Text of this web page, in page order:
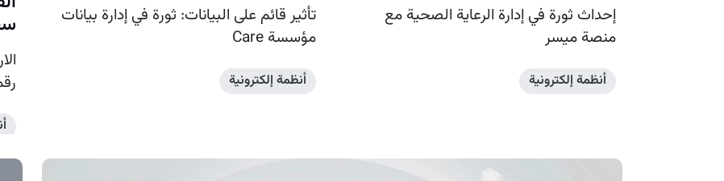
تأثير قائم على البيانات: ثورة في إدارة بيانات
مؤسسة Care
أنظمة إلكترونية
إحداث ثورة في إدارة الرعاية الصحية مع
منصة ميسر
أنظمة إلكترونية